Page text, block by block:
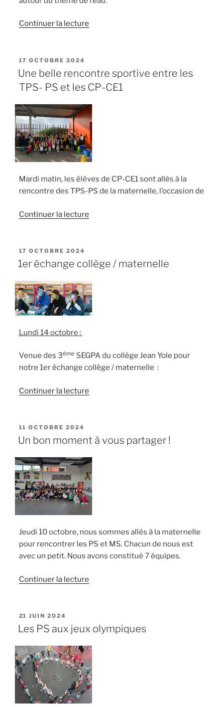
Continuer la lecturede
en
maternelle »
PUBLIÉ
LE
17 OCTOBRE 2024
Une belle rencontre sportive entre les
TPS- PS et les CP-CE1
Mardi matin, les élèves de CP-CE1 sont allés à la
rencontre des TPS-PS de la maternelle, l’occasion de
Continuer la lecturede
sportive
les
TPS-
PS
CE1 »
PUBLIÉ
LE
17 OCTOBRE 2024
1er échange collège / maternelle
Lundi 14 octobre :
Venue des 3ème SEGPA du collège Jean Yole pour
notre 1er échange collège / maternelle :
Continuer la lecturede
/
PUBLIÉ
LE
11 OCTOBRE 2024
Un bon moment à vous partager !
Jeudi 10 octobre, nous sommes allés à la maternelle
pour rencontrer les PS et MS. Chacun de nous est
avec un petit. Nous avons constitué 7 équipes.
Continuer la lecturede
à
partager
! »
PUBLIÉ
LE
21 JUIN 2024
Les PS aux jeux olympiques